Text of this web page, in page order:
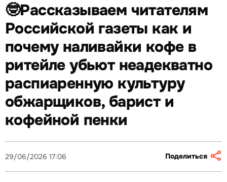
🤓Рассказываем читателям
Российской газеты как и
почему наливайки кофе в
ритейле убьют неадекватно
распиаренную культуру
обжарщиков, барист и
кофейной пенки
29/06/2026 17:06 Поделиться